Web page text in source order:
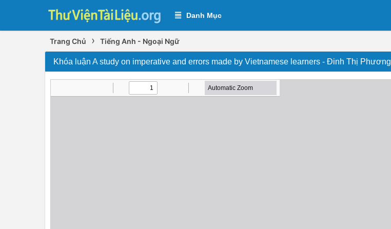
Danh Mục
Trang Chủ › Tiếng Anh - Ngoại Ngữ
Khóa luận A study on imperative and errors made by Vietnamese learners - Đinh Thị Phương